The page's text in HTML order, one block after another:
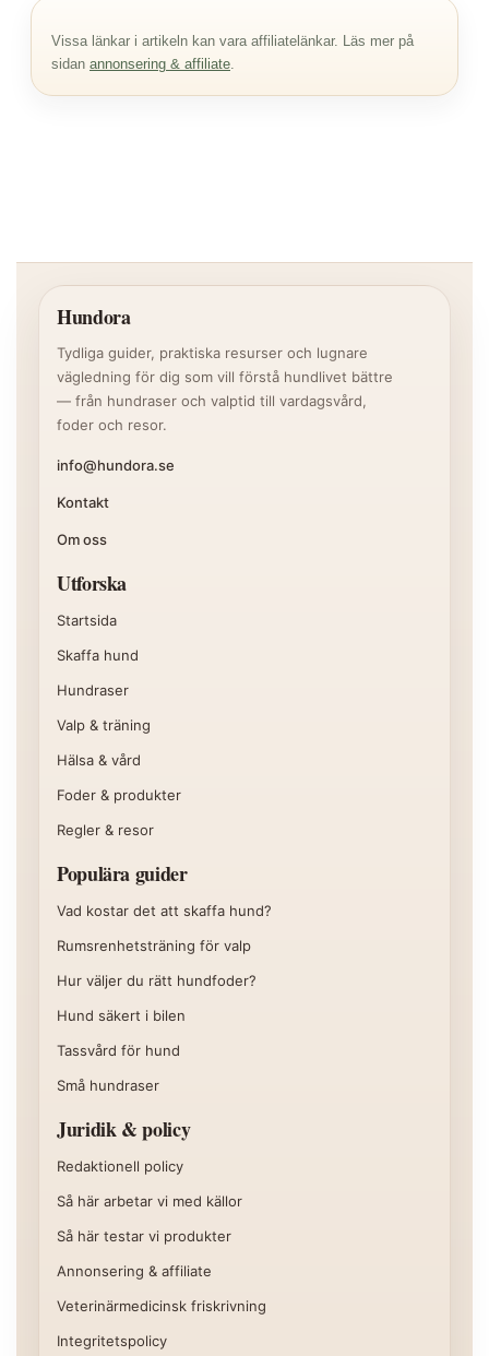
Vissa länkar i artikeln kan vara affiliatelänkar. Läs mer på
sidan annonsering & affiliate.
Hundora
Tydliga guider, praktiska resurser och lugnare
vägledning för dig som vill förstå hundlivet bättre
— från hundraser och valptid till vardagsvård,
foder och resor.
info@hundora.se
Kontakt
Om oss
Utforska
Startsida
Skaffa hund
Hundraser
Valp & träning
Hälsa & vård
Foder & produkter
Regler & resor
Populära guider
Vad kostar det att skaffa hund?
Rumsrenhetsträning för valp
Hur väljer du rätt hundfoder?
Hund säkert i bilen
Tassvård för hund
Små hundraser
Juridik & policy
Redaktionell policy
Så här arbetar vi med källor
Så här testar vi produkter
Annonsering & affiliate
Veterinärmedicinsk friskrivning
Integritetspolicy